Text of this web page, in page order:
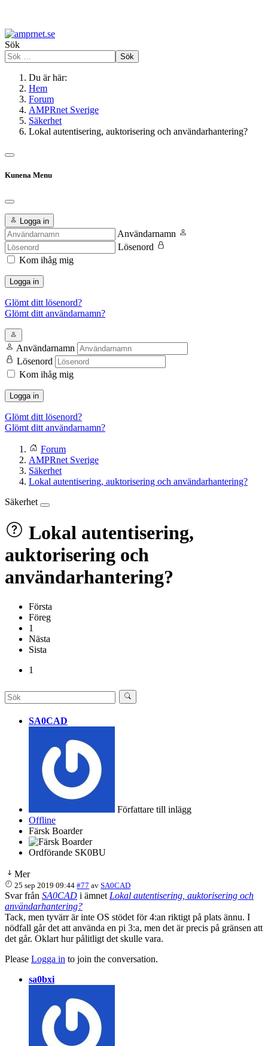
Sök
Sök
Du är här:
Hem
Forum
AMPRnet Sverige
Säkerhet
Lokal autentisering, auktorisering och användarhantering?
Kunena Menu
Logga in
Användarnamn
Lösenord
Kom ihåg mig
Logga in
Glömt ditt lösenord?
Glömt ditt användarnamn?
Användarnamn
Lösenord
Kom ihåg mig
Logga in
Glömt ditt lösenord?
Glömt ditt användarnamn?
Forum
AMPRnet Sverige
Säkerhet
Lokal autentisering, auktorisering och användarhantering?
Säkerhet
Lokal autentisering,
auktorisering och
användarhantering?
Första
Föreg
1
Nästa
Sista
1
SA0CAD
Författare till inlägg
Offline
Färsk Boarder
Ordförande SK0BU
Mer
25 sep 2019 09:44 #77 avSA0CAD
Svar från SA0CAD i ämnet Lokal autentisering, auktorisering och
användarhantering?
Tack, men tyvärr är inte OS stödet för 4:an riktigt på plats ännu. I
nödfall går det att använda en pi 3:a, men det är precis på gränsen att
det går. Oklart hur pålitligt det skulle vara.
Please Logga in to join the conversation.
sa0bxi